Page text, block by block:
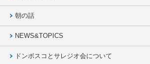
朝の話
NEWS&TOPICS
ドンボスコとサレジオ会について